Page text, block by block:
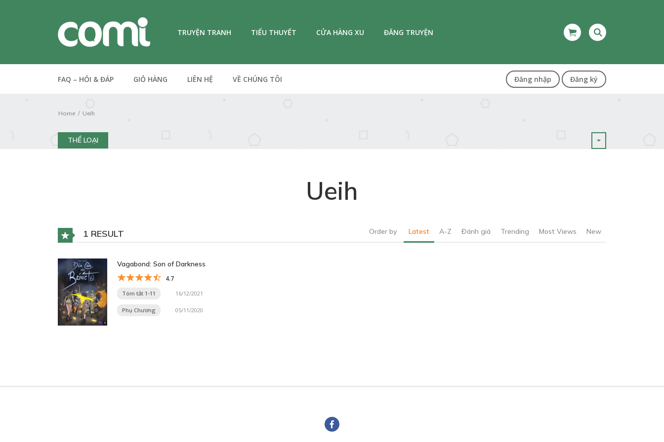
TRUYỆN TRANH TIỂU THUYẾT CỬA HÀNG XU ĐĂNG TRUYỆN
FAQ – HỎI & ĐÁP GIỎ HÀNG LIÊN HỆ VỀ CHÚNG TÔI Đăng nhập Đăng ký
Home Ueih
THỂ LOẠI
Ueih
1 RESULT Order by Latest A-Z Đánh giá Trending Most Views New
Vagabond: Son of Darkness
4.7
Tóm tắt 1-11 16/12/2021
Phụ Chương 05/11/2020